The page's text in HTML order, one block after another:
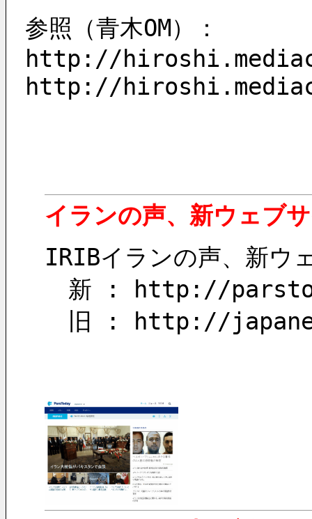
参照（青木OM）：
http://
http://
イランの声、新ウェブ
IRIBイランの声、新ウ
新 : http://
旧 : http://